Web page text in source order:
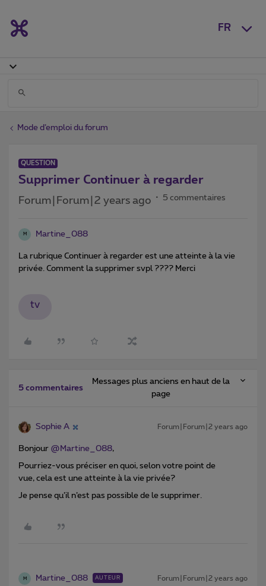
FR
Mode d’emploi du forum
QUESTION
Supprimer Continuer à regarder
Forum|Forum|2 years ago 5 commentaires
M Martine_088
La rubrique Continuer à regarder est une atteinte à la vie
privée. Comment la supprimer svpl ???? Merci
tv
5 commentaires
Messages plus anciens en haut de la
page
Sophie A Forum|Forum|2 years ago
Bonjour @Martine_088,
Pourriez-vous préciser en quoi, selon votre point de
vue, cela est une atteinte à la vie privée?
Je pense qu’il n’est pas possible de le supprimer.
M Martine_088 AUTEUR Forum|Forum|2 years ago